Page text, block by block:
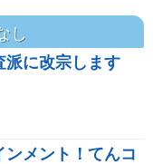
し
派に改宗します
メント！てんコ